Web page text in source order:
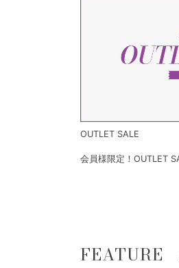
OUTLET SALE
会員様限定！OUTLET
FEATURE